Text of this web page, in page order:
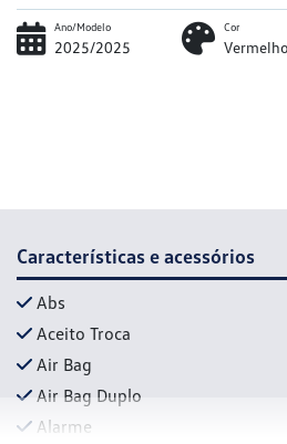
Ano/Modelo
2025/2025
Cor
Vermelho
Características e acessórios
Abs
Aceito Troca
Air Bag
Air Bag Duplo
Alarme